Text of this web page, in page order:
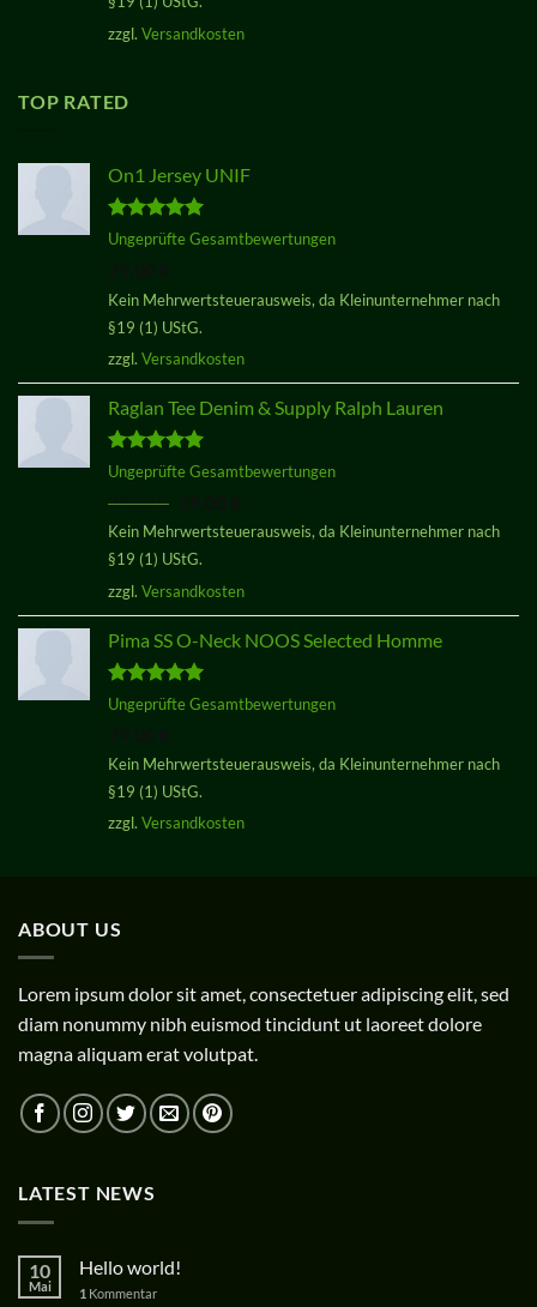
zzgl. Versandkosten
TOP RATED
On1 Jersey UNIF
Bewertet
Ungeprüfte Gesamtbewertungen
Kein Mehrwertsteuerausweis, da Kleinunternehmer nach
§19 (1) UStG.
zzgl. Versandkosten
Raglan Tee Denim & Supply Ralph Lauren
Bewertet
von 5
Ungeprüfte Gesamtbewertungen
29,00€
Preis
war:
Preis
Kein Mehrwertsteuerausweis, da Kleinunternehmer nach
§19 (1) UStG.
zzgl. Versandkosten
Pima SS O-Neck NOOS Selected Homme
Bewertet
Ungeprüfte Gesamtbewertungen
Kein Mehrwertsteuerausweis, da Kleinunternehmer nach
§19 (1) UStG.
zzgl. Versandkosten
ABOUT US
Lorem ipsum dolor sit amet, consectetuer adipiscing elit, sed
diam nonummy nibh euismod tincidunt ut laoreet dolore
magna aliquam erat volutpat.
LATEST NEWS
10
Mai
Hello world!
1 Kommentar